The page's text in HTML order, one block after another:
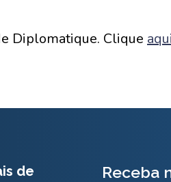
Diplomatique. Clique aqui
de
Receba